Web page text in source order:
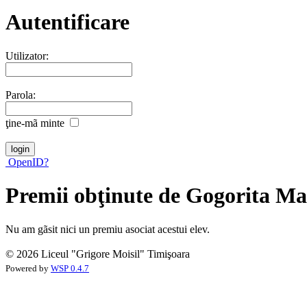
Autentificare
Utilizator:
Parola:
ţine-mã minte
OpenID?
Premii obţinute de Gogorita
Nu am gãsit nici un premiu asociat acestui elev.
© 2026 Liceul "Grigore Moisil" Timişoara
Powered by WSP 0.4.7